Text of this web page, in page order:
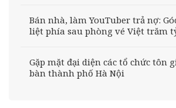
Bán nhà, làm YouTuber trả nợ:
liệt phía sau phòng vé Việt trăm
Gặp mặt đại diện các tổ chức tôn
bàn thành phố Hà Nội